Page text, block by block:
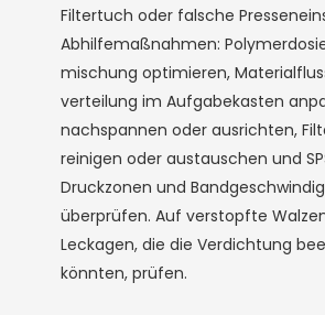
Filtertuch oder falsche
Abhilfemaßnahmen:
mischung optimieren,
verteilung im Aufgabekasten
nachspannen oder ausrichten,
reinigen oder austauschen und
Druckzonen und
überprüfen. Auf verstopfte
Leckagen, die die Verdichtung
könnten, prüfen.